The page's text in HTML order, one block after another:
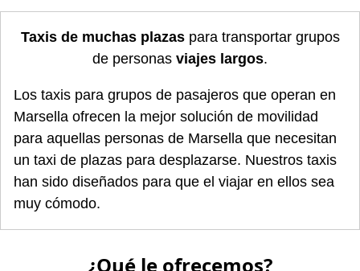
Taxis de muchas plazaspara transportar grupos
de personas viajes largos.
Los taxis para grupos de pasajeros que operan en
Marsella ofrecen la mejor solución de movilidad
para aquellas personas de Marsella que necesitan
un taxi de plazas para desplazarse. Nuestros taxis
han sido diseñados para que el viajar en ellos sea
muy cómodo.
¿Qué le ofrecemos?